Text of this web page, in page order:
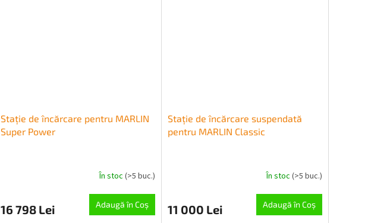
Stație de încărcare pentru MARLIN
Super Power
În stoc (>5 buc.)
16 798 Lei Adaugă în Coş
Stație de încărcare suspendată
pentru MARLIN Classic
În stoc (>5 buc.)
11 000 Lei Adaugă în Coş